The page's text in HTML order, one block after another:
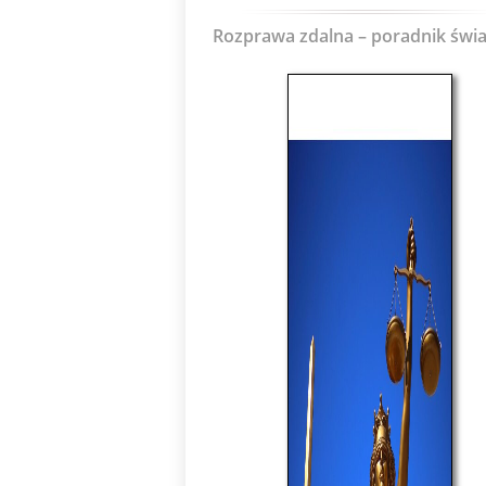
Rozprawa zdalna – poradnik